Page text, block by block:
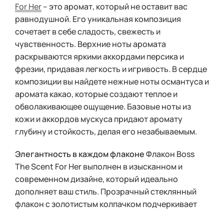
For Her– это аромат, который не оставит вас
равнодушной. Его уникальная композиция
сочетает в себе сладость, свежесть и
чувственность. Верхние ноты аромата
раскрываются яркими аккордами персика и
фрезии, придавая легкость и игривость. В сердце
композиции вы найдете нежные ноты османтуса и
аромата какао, которые создают теплое и
обволакивающее ощущение. Базовые ноты из
кожи и аккордов мускуса придают аромату
глубину и стойкость, делая его незабываемым.
Элегантность в каждом флаконеФлакон Boss
The Scent For Her выполнен в изысканном и
современном дизайне, который идеально
дополняет ваш стиль. Прозрачный стеклянный
флакон с золотистым колпачком подчеркивает